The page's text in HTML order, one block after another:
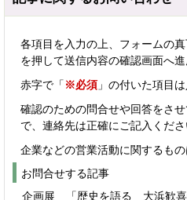
各項目を入力の上、フォームの
を押して送信内容の確認画面へ進
赤字で「 ※必須 」の付いた項目
確認のための問合せや回答をさ
で、連絡先は正確にご記入くださ
企業などの営業活動に関するもの
お問合せする記事
企画展 「歴史を語る 大浜歓喜